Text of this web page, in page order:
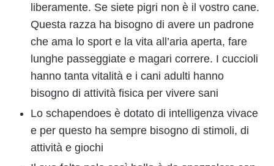
liberamente. Se siete pigri non è il vostro cane.
Questa razza ha bisogno di avere un padrone
che ama lo sport e la vita all’aria aperta, fare
lunghe passeggiate e magari correre. I cuccioli
hanno tanta vitalità e i cani adulti hanno
bisogno di attività fisica per vivere sani
Lo schapendoes è dotato di intelligenza vivace
e per questo ha sempre bisogno di stimoli, di
attività e giochi